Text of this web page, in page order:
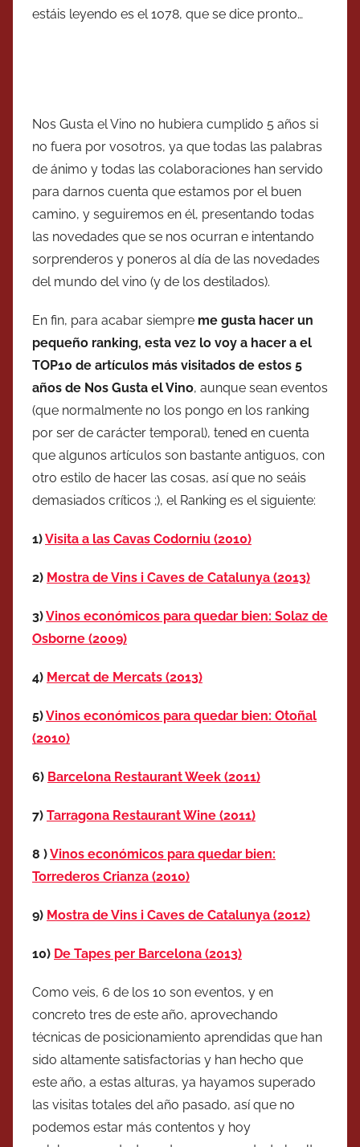
estáis leyendo es el 1078, que se dice pronto…
Nos Gusta el Vino no hubiera cumplido 5 años si
no fuera por vosotros, ya que todas las palabras
de ánimo y todas las colaboraciones han servido
para darnos cuenta que estamos por el buen
camino, y seguiremos en él, presentando todas
las novedades que se nos ocurran e intentando
sorprenderos y poneros al día de las novedades
del mundo del vino (y de los destilados).
En fin, para acabar siempre me gusta hacer un
pequeño ranking, esta vez lo voy a hacer a el
TOP10 de artículos más visitados de estos 5
años de Nos Gusta el Vino, aunque sean eventos
(que normalmente no los pongo en los ranking
por ser de carácter temporal), tened en cuenta
que algunos artículos son bastante antiguos, con
otro estilo de hacer las cosas, así que no seáis
demasiados críticos ;), el Ranking es el siguiente:
1)Visita a las Cavas Codorniu (2010)
2) Mostra de Vins i Caves de Catalunya (2013)
3)Vinos económicos para quedar bien: Solaz de
Osborne (2009)
4) Mercat de Mercats (2013)
5)Vinos económicos para quedar bien: Otoñal
(2010)
6) Barcelona Restaurant Week (2011)
7) Tarragona Restaurant Wine (2011)
8 )Vinos económicos para quedar bien:
Torrederos Crianza (2010)
9) Mostra de Vins i Caves de Catalunya (2012)
10) De Tapes per Barcelona (2013)
Como veis, 6 de los 10 son eventos, y en
concreto tres de este año, aprovechando
técnicas de posicionamiento aprendidas que han
sido altamente satisfactorias y han hecho que
este año, a estas alturas, ya hayamos superado
las visitas totales del año pasado, así que no
podemos estar más contentos y hoy